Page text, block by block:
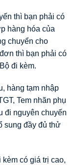
thì bạn phải có
hàng hóa của
chuyển cho
thì bạn phải có
đi kèm.
hàng tạm nhập
Tem nhãn phụ
đi nguyên chuyến
sung đầy đủ thử
có giá trị cao,